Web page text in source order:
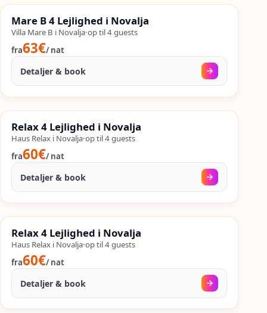
SALES
OP TIL−51%
Mare B 4 Lejlighed i Novalja
Villa Mare B i Novalja·op til4guests
fra63€/nat
Detaljer & book
SALES
OP TIL−44%
08. sep.–25. sep.
Relax 4 Lejlighed i Novalja
Haus Relax i Novalja·op til4guests
fra60€/nat
Detaljer & book
SALES
OP TIL−54%
04. sep.–24. sep.
Relax 4 Lejlighed i Novalja
Haus Relax i Novalja·op til4guests
fra60€/nat
Detaljer & book
05. sep.–25. sep.